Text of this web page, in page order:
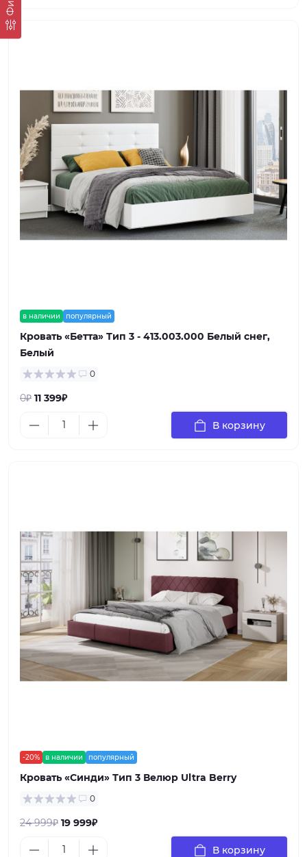
в наличии популярный
Кровать «Бетта» Тип 3 - 413.003.000 Белый снег,
Белый
0
0₽ 11 399₽
В корзину
-20% в наличии популярный
Кровать «Синди» Тип 3 Велюр Ultra Berry
0
24 999₽ 19 999₽
В корзину